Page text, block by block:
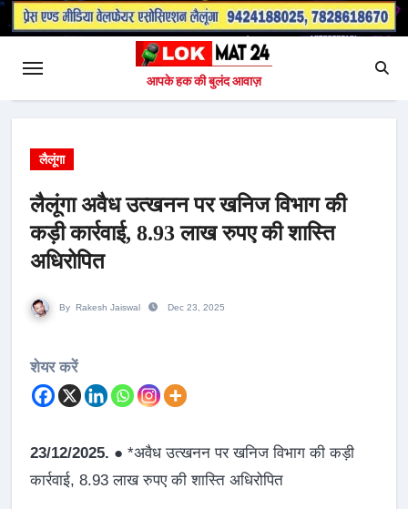
आपके हक की बुलंद आवाज़
लैलूंगा
लैलूंगा अवैध उत्खनन पर खनिज विभाग की
कड़ी कार्रवाई, 8.93 लाख रुपए की शास्ति
अधिरोपित
By Rakesh Jaiswal Dec 23, 2025
शेयर करें
23/12/2025. ● *अवैध उत्खनन पर खनिज विभाग की कड़ी
कार्रवाई, 8.93 लाख रुपए की शास्ति अधिरोपित